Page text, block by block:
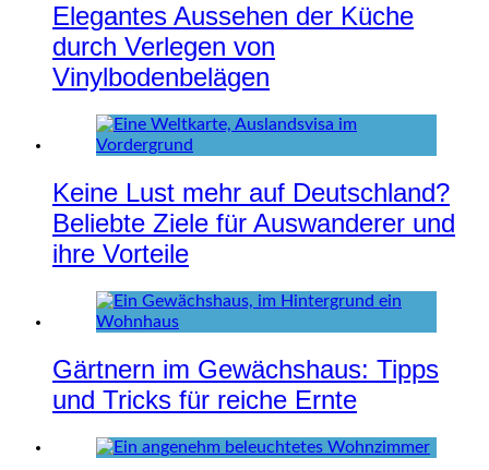
Elegantes Aussehen der Küche
durch Verlegen von
Vinylbodenbelägen
Keine Lust mehr auf Deutschland?
Beliebte Ziele für Auswanderer und
ihre Vorteile
Gärtnern im Gewächshaus: Tipps
und Tricks für reiche Ernte